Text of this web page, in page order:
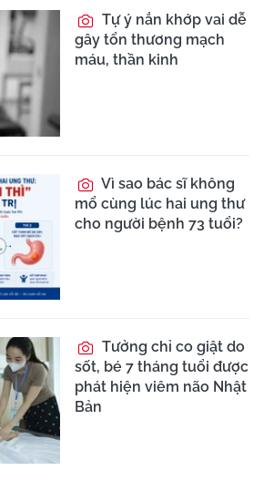
Tự ý nắn khớp vai dễ
gây tổn thương mạch
máu, thần kinh
Vì sao bác sĩ không
mổ cùng lúc hai ung thư
cho người bệnh 73 tuổi?
Tưởng chỉ co giật do
sốt, bé 7 tháng tuổi được
phát hiện viêm não Nhật
Bản